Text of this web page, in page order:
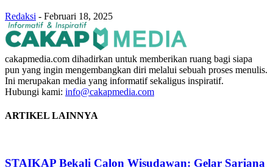
Redaksi - Februari 18, 2025
cakapmedia.com dihadirkan untuk memberikan ruang bagi siapa
pun yang ingin mengembangkan diri melalui sebuah proses menulis.
Ini merupakan media yang informatif sekaligus inspiratif.
Hubungi kami: info@cakapmedia.com
ARTIKEL LAINNYA
STAIKAP Bekali Calon Wisudawan: Gelar Sarjana